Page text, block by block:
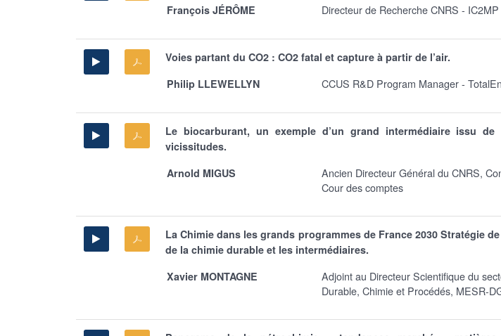
François JÉRÔME
Directeur de Recherche CNRS -
Voies partant du CO2 : CO2 fatal et capture à partir de l’air.
Philip LLEWELLYN
CCUS R&D Program Manager -
Le biocarburant, un exemple d’un grand intermédiaire issu
vicissitudes.
Arnold MIGUS
Ancien Directeur Général du CNRS,
Cour des comptes
La Chimie dans les grands programmes de France 2030 Stratégie
de la chimie durable et les intermédiaires.
Xavier MONTAGNE
Adjoint au Directeur Scientifique du
Durable, Chimie et Procédés, MESR-